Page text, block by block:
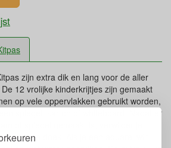
zijn extra dik en lang voor de aller
12 vrolijke kinderkrijtjes zijn gemaakt
op vele oppervlakken gebruikt worden,
spiegel, karton of whiteboard. Nadat er
of spiegel gemaakt is, verwijder je
vochtige doek. Als je een aquarel wilt